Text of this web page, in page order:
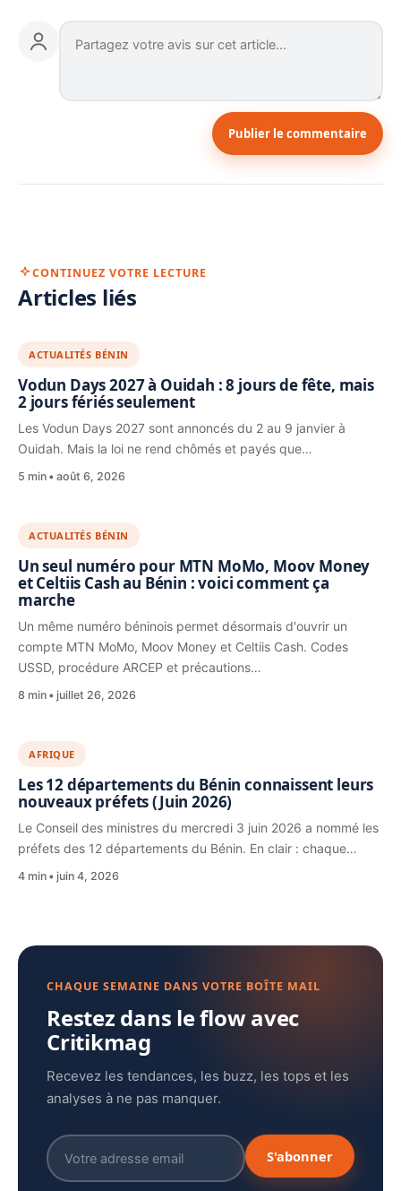
Publier le commentaire
CONTINUEZ VOTRE LECTURE
Articles liés
ACTUALITÉS BÉNIN
Vodun Days 2027 à Ouidah : 8 jours de fête, mais
2 jours fériés seulement
Les Vodun Days 2027 sont annoncés du 2 au 9 janvier à
Ouidah. Mais la loi ne rend chômés et payés que…
5 min août 6, 2026
ACTUALITÉS BÉNIN
Un seul numéro pour MTN MoMo, Moov Money
et Celtiis Cash au Bénin : voici comment ça
marche
Un même numéro béninois permet désormais d'ouvrir un
compte MTN MoMo, Moov Money et Celtiis Cash. Codes
USSD, procédure ARCEP et précautions…
8 min juillet 26, 2026
AFRIQUE
Les 12 départements du Bénin connaissent leurs
nouveaux préfets (Juin 2026)
Le Conseil des ministres du mercredi 3 juin 2026 a nommé les
préfets des 12 départements du Bénin. En clair : chaque…
4 min juin 4, 2026
CHAQUE SEMAINE DANS VOTRE BOÎTE MAIL
Restez dans le flow avec
Critikmag
Recevez les tendances, les buzz, les tops et les
analyses à ne pas manquer.
S'abonner